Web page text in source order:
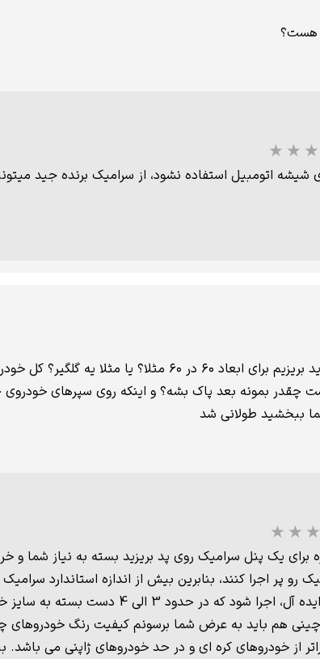
هست؟
شیشه اتومبیل استفاده نشود، از سرامیک برنده جید
سلام وقت بخیر برای استفاده چند قطره روی پد باید
چقدر بمونه بعد پاک بشه؟ و اینکه روی سپرهای
ببخشید طولانی شد
یک پنل سرامیک روی پد بریزید بسته به نیاز شما و
لیتر بر روی یک خودرو برای گرفتن خروجی
هم باید به عرض شما برسونم کیفیت رنگ خودروهای
از خودروهای کره ای و در حد خودروهای ژاپنی می باشد.